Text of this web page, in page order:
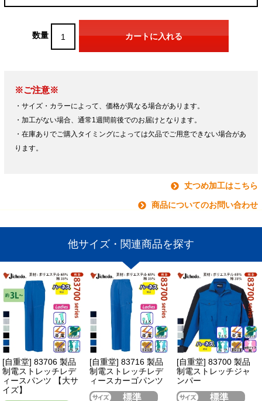
数量
※ご注意※
・サイズ・カラーによって、価格が異なる場合があります。
・加工がない場合、通常1週間前後でのお届けとなります。
・在庫ありでご購入タイミングによっては欠品でご用意できない場合があ
ります。
丈つめ加工はこちら
商品についてのお問い合わせ
他サイズ・関連商品を探す
[自重堂] 83706 製品
制電ストレッチレデ
ィースパンツ 【大サ
イズ】
[自重堂] 83716 製品
制電ストレッチレデ
ィースカーゴパンツ
[自重堂] 83700 製品
制電ストレッチジャ
ンパー